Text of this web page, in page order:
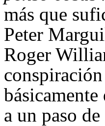
más que
Peter
Roger
a un paso